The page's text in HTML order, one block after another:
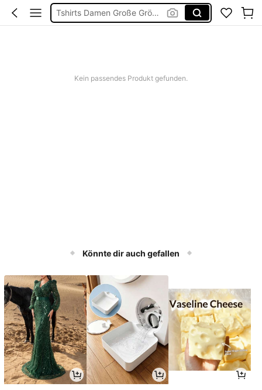
Tshirts Damen Große Größen
Kein passendes Produkt gefunden.
Könnte dir auch gefallen